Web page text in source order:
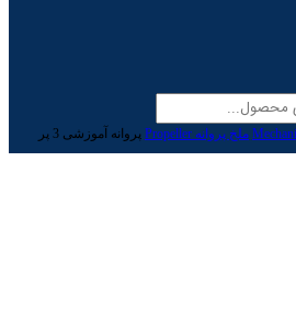
ملخ پروانه Propeller پروانه آموزشی 3 پر